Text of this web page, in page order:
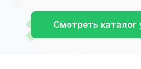
Смотреть каталог